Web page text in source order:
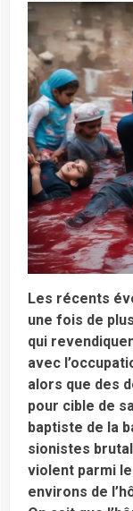
Les récents
une fois de
qui
avec
alors que des
pour cible de
baptiste de la
sionistes
violent parmi
environs de